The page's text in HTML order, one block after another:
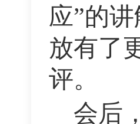
应”的
放有了
评。
会后